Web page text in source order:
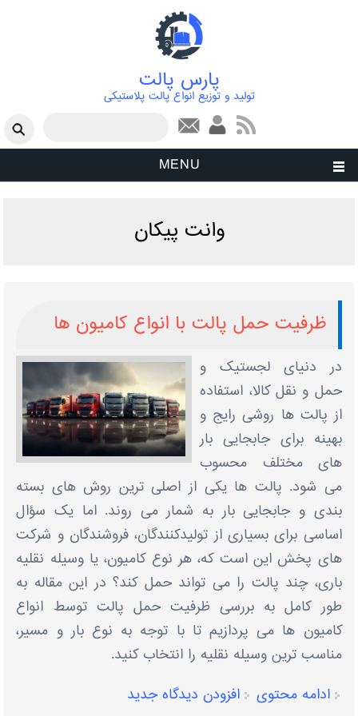
پارس پالت
تولید و توزیع انواع پالت پلاستیکی
فرم جستجو
MENU
وانت پیکان
ظرفیت حمل پالت با انواع کامیون ‌ها
در دنیای لجستیک و
حمل‌ و نقل کالا، استفاده
از پالت ‌ها روشی رایج و
بهینه برای جابجایی بار
های مختلف محسوب
می ‌شود. پالت ‌ها یکی از اصلی ‌ترین روش‌ های بسته‌
بندی و جابجایی بار به‌ شمار می ‌روند. اما یک سؤال
اساسی برای بسیاری از تولیدکنندگان، فروشندگان و شرکت‌
های پخش این است که، هر نوع کامیون، یا وسیله نقلیه
باری، چند پالت را می ‌تواند حمل کند؟ در این مقاله به‌
طور کامل به بررسی ظرفیت حمل پالت توسط انواع
کامیون ‌ها می ‌پردازیم تا با توجه به نوع بار و مسیر،
مناسب ‌ترین وسیله نقلیه را انتخاب کنید.
ادامه محتوی
افزودن دیدگاه جدید